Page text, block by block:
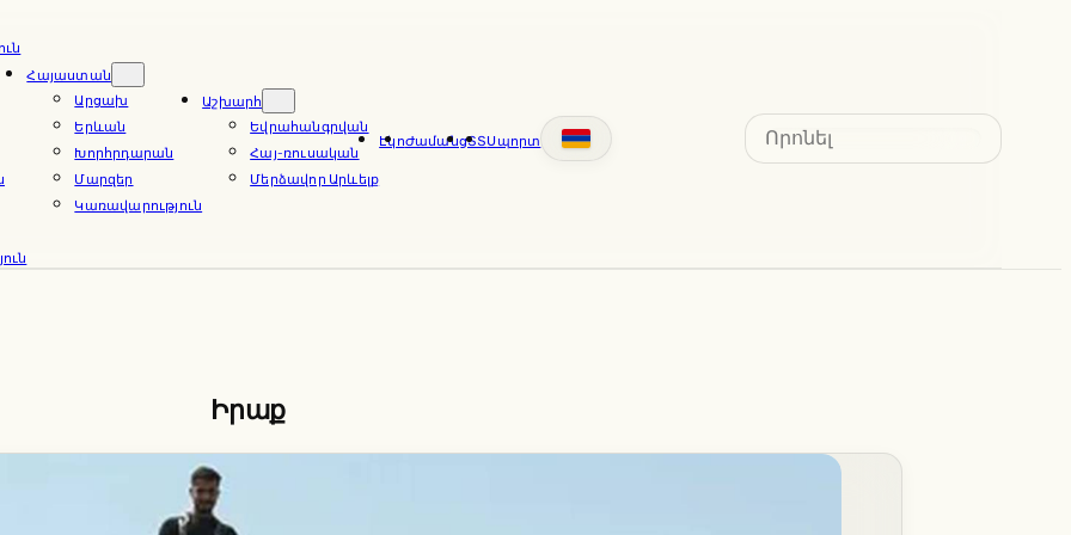
Հայաստան
Արցախ
Երևան
Խորհրդարան
Մարզեր
Կառավարություն
Աշխարհ
Եվրահանգրվան
Հայ-ռուսական
Մերձավոր Արևելք
ԷկոԺամանցՏՏՍպորտ
Search
Իրաք